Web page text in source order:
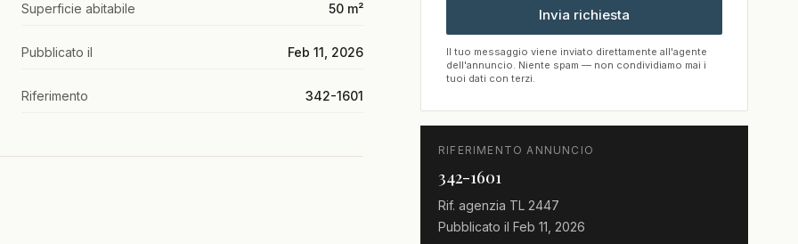
Superficie abitabile 50 m²
Pubblicato il Feb 11, 2026
Riferimento 342-1601
Invia richiesta
Il tuo messaggio viene inviato direttamente all'agente
dell'annuncio. Niente spam — non condividiamo mai i
tuoi dati con terzi.
RIFERIMENTO ANNUNCIO
342-1601
Rif. agenzia TL 2447
Pubblicato il Feb 11, 2026